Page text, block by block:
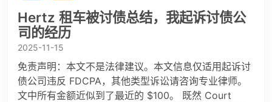
Hertz 租车被讨债总结，我起诉讨债公
司的经历
2025-11-15
免责声明：本文不是法律建议。本文信息仅适用起诉讨
债公司违反 FDCPA，其他类型诉讼请咨询专业律师。
文中所有金额近似到了最近的 $100。 既然 Court